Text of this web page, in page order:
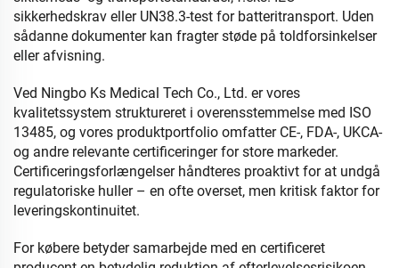
sikkerhedskrav eller UN38.3-test for batteritransport. Uden
sådanne dokumenter kan fragter støde på toldforsinkelser
eller afvisning.
Ved Ningbo Ks Medical Tech Co., Ltd. er vores
kvalitetssystem struktureret i overensstemmelse med ISO
13485, og vores produktportfolio omfatter CE-, FDA-, UKCA-
og andre relevante certificeringer for store markeder.
Certificeringsforlængelser håndteres proaktivt for at undgå
regulatoriske huller – en ofte overset, men kritisk faktor for
leveringskontinuitet.
For købere betyder samarbejde med en certificeret